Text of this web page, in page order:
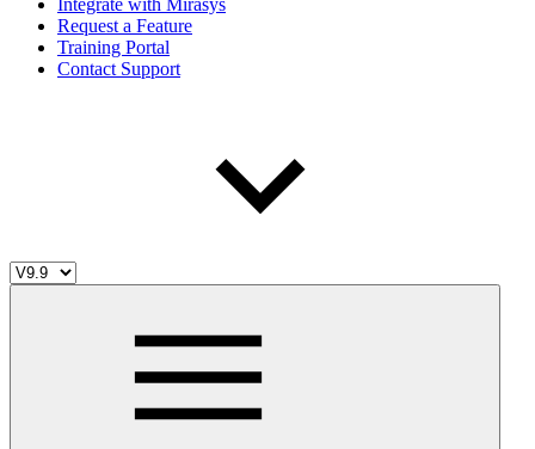
Integrate with Mirasys
Request a Feature
Training Portal
Contact Support